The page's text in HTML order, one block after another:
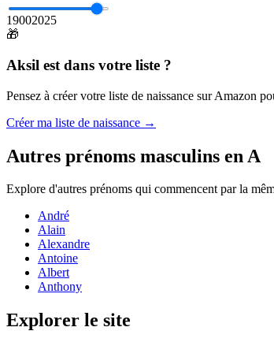
19002025
🎁
Aksil est dans votre liste ?
Pensez à créer votre liste de naissance sur Amazon
Créer ma liste de naissance →
Autres prénoms masculins en A
Explore d'autres prénoms qui commencent par la
André
Alain
Alexandre
Antoine
Albert
Anthony
Explorer le site